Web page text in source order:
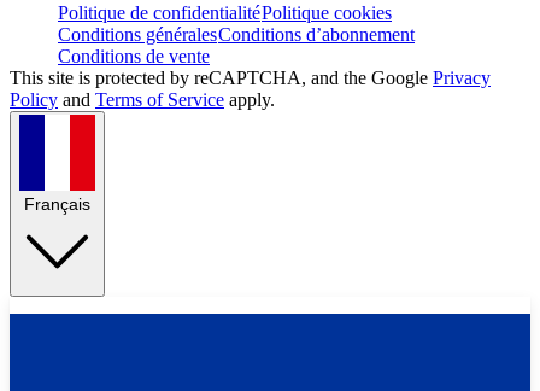
Politique de confidentialitéPolitique cookies
Conditions généralesConditions d’abonnement
Conditions de vente
This site is protected by reCAPTCHA, and the Google Privacy
Policy and Terms of Service apply.
Français